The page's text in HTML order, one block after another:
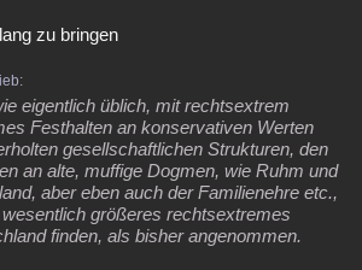
zu bringen
eigentlich üblich, mit rechtsextrem
Festhalten an konservativen Werten
gesellschaftlichen Strukturen, den
an alte, muffige Dogmen, wie Ruhm und
aber eben auch der Familienehre etc.,
größeres rechtsextremes
finden, als bisher angenommen.